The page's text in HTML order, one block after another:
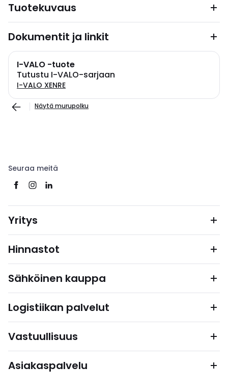
Tuotekuvaus
Dokumentit ja linkit
I-VALO -tuote
Tutustu I-VALO-sarjaan
I-VALO XENRE
Näytä murupolku
Seuraa meitä
Yritys
Hinnastot
Sähköinen kauppa
Logistiikan palvelut
Vastuullisuus
Asiakaspalvelu